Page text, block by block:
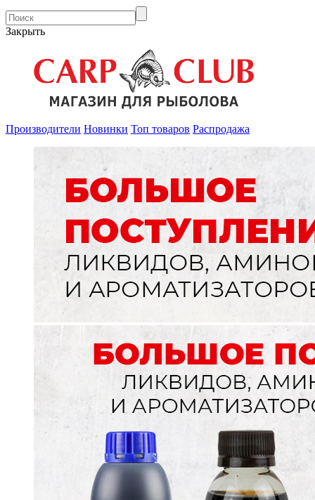
Закрыть
Производители Новинки Топ товаров Распродажа